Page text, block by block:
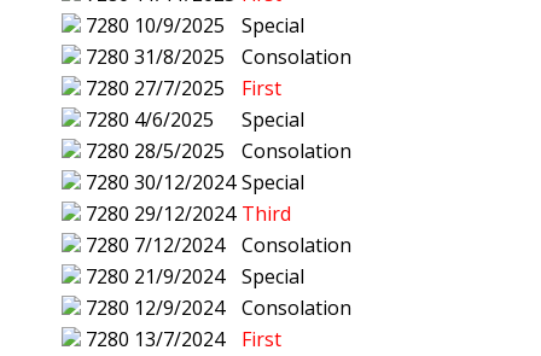
7280 10/9/2025
Special
7280 31/8/2025
Consolation
7280 27/7/2025
First
7280 4/6/2025
Special
7280 28/5/2025
Consolation
7280 30/12/2024 Special
7280 29/12/2024 Third
7280 7/12/2024
Consolation
7280 21/9/2024
Special
7280 12/9/2024
Consolation
7280 13/7/2024
First